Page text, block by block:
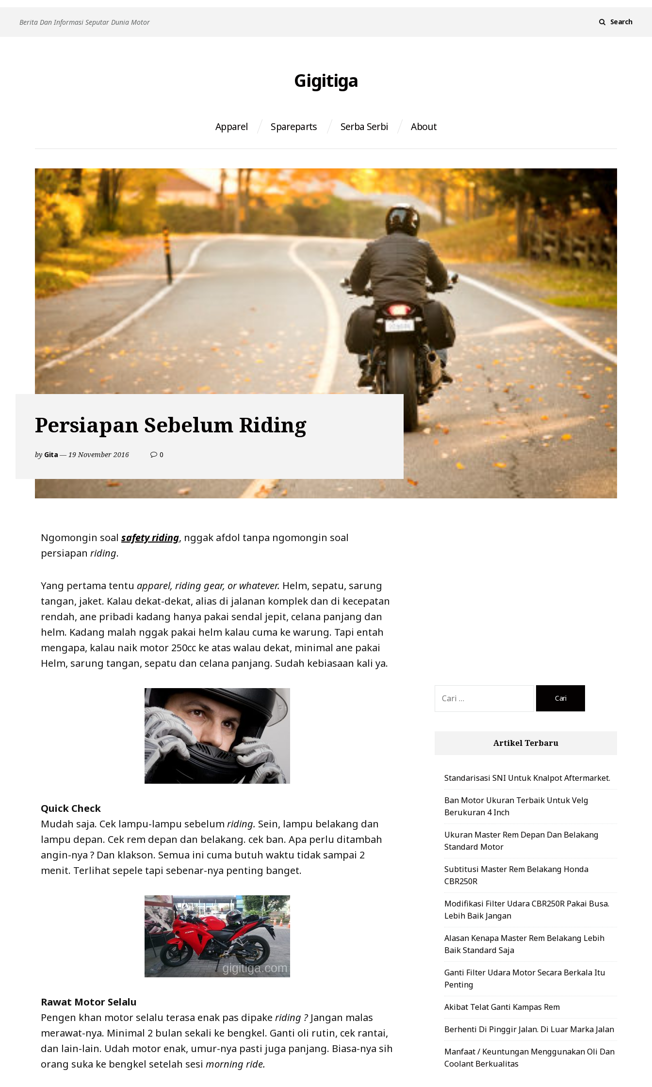
Search
Berita Dan Informasi Seputar Dunia Motor
Gigitiga
Apparel Spareparts Serba Serbi About
Persiapan Sebelum Riding
by Gita 19 November 2016 0
Sebelum
Riding
Ngomongin soal safety riding, nggak afdol tanpa ngomongin soal
persiapan riding.
Yang pertama tentu apparel, riding gear, or whatever. Helm, sepatu, sarung
tangan, jaket. Kalau dekat-dekat, alias di jalanan komplek dan di kecepatan
rendah, ane pribadi kadang hanya pakai sendal jepit, celana panjang dan
helm. Kadang malah nggak pakai helm kalau cuma ke warung. Tapi entah
mengapa, kalau naik motor 250cc ke atas walau dekat, minimal ane pakai
Helm, sarung tangan, sepatu dan celana panjang. Sudah kebiasaan kali ya.
Quick Check
Mudah saja. Cek lampu-lampu sebelum riding. Sein, lampu belakang dan
lampu depan. Cek rem depan dan belakang. cek ban. Apa perlu ditambah
angin-nya ? Dan klakson. Semua ini cuma butuh waktu tidak sampai 2
menit. Terlihat sepele tapi sebenar-nya penting banget.
Rawat Motor Selalu
Pengen khan motor selalu terasa enak pas dipake riding ? Jangan malas
merawat-nya. Minimal 2 bulan sekali ke bengkel. Ganti oli rutin, cek rantai,
dan lain-lain. Udah motor enak, umur-nya pasti juga panjang. Biasa-nya sih
orang suka ke bengkel setelah sesi morning ride.
untuk:
Artikel Terbaru
Standarisasi SNI Untuk Knalpot Aftermarket.
Ban Motor Ukuran Terbaik Untuk Velg
Berukuran 4 Inch
Ukuran Master Rem Depan Dan Belakang
Standard Motor
Subtitusi Master Rem Belakang Honda
CBR250R
Modifikasi Filter Udara CBR250R Pakai Busa.
Lebih Baik Jangan
Alasan Kenapa Master Rem Belakang Lebih
Baik Standard Saja
Ganti Filter Udara Motor Secara Berkala Itu
Penting
Akibat Telat Ganti Kampas Rem
Berhenti Di Pinggir Jalan. Di Luar Marka Jalan
Manfaat / Keuntungan Menggunakan Oli Dan
Coolant Berkualitas